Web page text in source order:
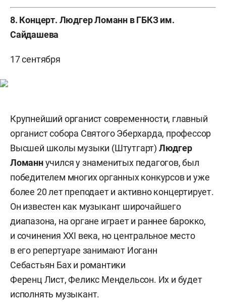
8. Концерт. Людгер Ломанн в ГБКЗ им.
Сайдашева
17 сентября
Крупнейший органист современности, главный
органист собора Святого Эберхарда, профессор
Высшей школы музыки (Штутгарт) Людгер
Ломаннучился у знаменитых педагогов, был
победителем многих органных конкурсов и уже
более 20 лет преподает и активно концертирует.
Он известен как музыкант широчайшего
диапазона, на органе играет и раннее барокко,
и сочинения XXI века, но центральное место
в его репертуаре занимают Иоганн
Себастьян Бах и романтики
Ференц Лист, Феликс Мендельсон. Их и будет
исполнять музыкант.